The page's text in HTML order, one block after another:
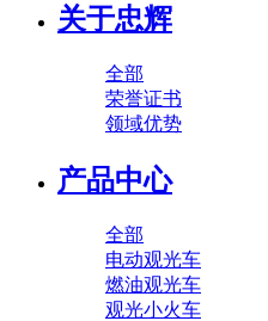
关于忠辉
全部
荣誉证书
领域优势
产品中心
全部
电动观光车
燃油观光车
观光小火车